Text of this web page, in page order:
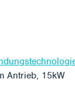
Antrieb, 15kW